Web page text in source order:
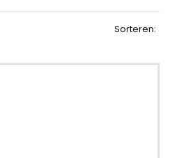
Sorteren: